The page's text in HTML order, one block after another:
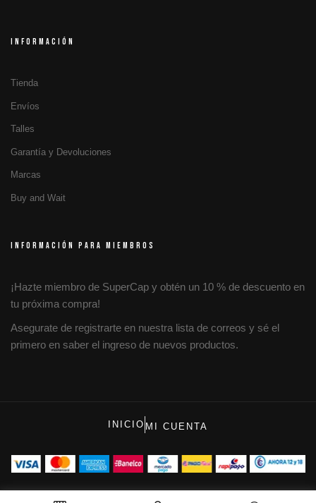
INFORMACIÓN
Tienda
Envíos
Talles
Garantía y Devoluciones
Marcas
Buy and Wait
INFORMACIÓN PARA MIEMBROS
¡Hazte miembro de SuperCap y obtén un 10 % de descuento en
tu próxima compra!
Asegurate de registrarte en nuestra lista de correos y sé el
primero en saber el ingreso de nuevos productos.
INICIO MI CUENTA